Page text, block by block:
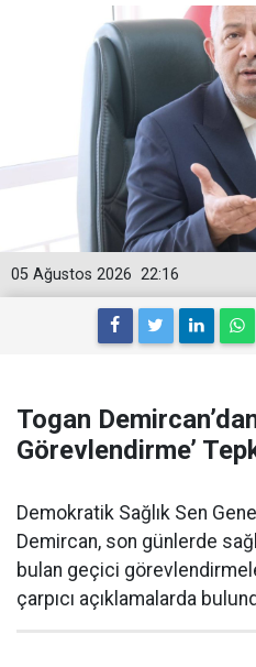
22:16
05 Ağustos 2026
Togan
Görevlendirme’
Demokratik Sağlık Sen
Demircan, son günlerde
bulan geçici
çarpıcı açıklamalarda